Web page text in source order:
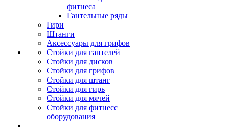
фитнеса
Гантельные ряды
Гири
Штанги
Аксессуары для грифов
Стойки для гантелей
Стойки для дисков
Стойки для грифов
Стойки для штанг
Стойки для гирь
Стойки для мячей
Стойки для фитнесс
оборудования